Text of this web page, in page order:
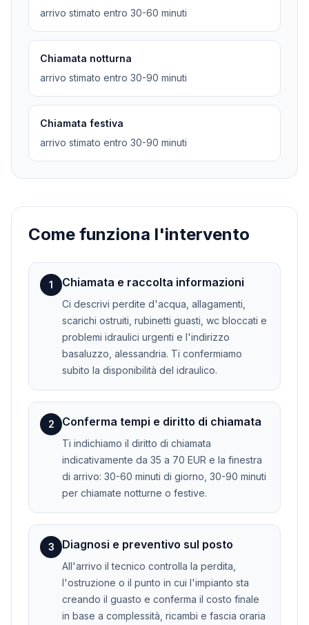
arrivo stimato entro 30-60 minuti
Chiamata notturna
arrivo stimato entro 30-90 minuti
Chiamata festiva
arrivo stimato entro 30-90 minuti
Come funziona l'intervento
1 Chiamata e raccolta informazioni
Ci descrivi perdite d'acqua, allagamenti,
scarichi ostruiti, rubinetti guasti, wc bloccati e
problemi idraulici urgenti e l'indirizzo
basaluzzo, alessandria. Ti confermiamo
subito la disponibilità del idraulico.
2 Conferma tempi e diritto di chiamata
Ti indichiamo il diritto di chiamata
indicativamente da 35 a 70 EUR e la finestra
di arrivo: 30-60 minuti di giorno, 30-90 minuti
per chiamate notturne o festive.
3 Diagnosi e preventivo sul posto
All'arrivo il tecnico controlla la perdita,
l'ostruzione o il punto in cui l'impianto sta
creando il guasto e conferma il costo finale
in base a complessità, ricambi e fascia oraria